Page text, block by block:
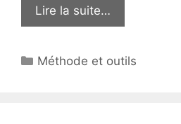
Lire la suite…
Catégories
Méthode et outils